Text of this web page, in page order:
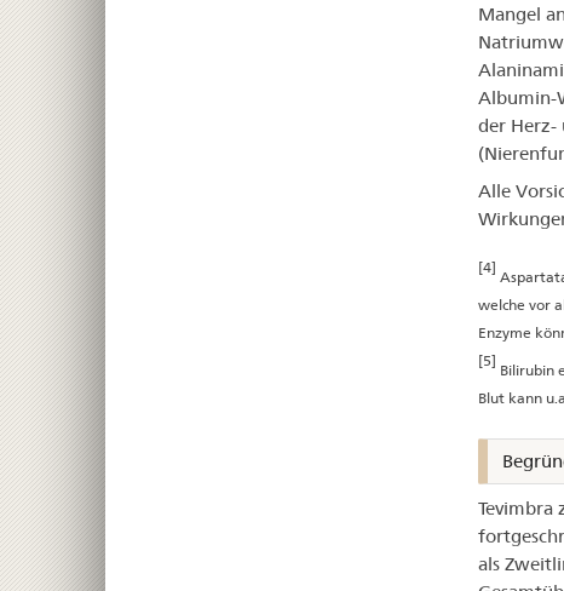
Mangel
Albumin-
der Herz-
Alle
[4]
welche vor
Enzyme
[5]
Bilirubin
Blut kann
Tevimbra
als